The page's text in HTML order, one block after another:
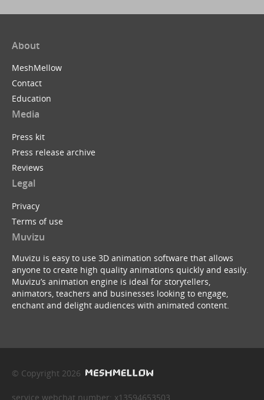
About
MeshMellow
Contact
Education
Media
Press kit
Press release archive
Reviews
Legal
Privacy
Terms of use
Muvizu
Muvizu is easy to use 3D animation software that allows
anyone to create high quality animations quickly and easily.
Muvizu’s animation engine is ideal for storytellers,
animators, teachers and businesses looking to engage,
enchant and delight audiences with animated content.
© Copyright 2026
service webchat number: x13594653503